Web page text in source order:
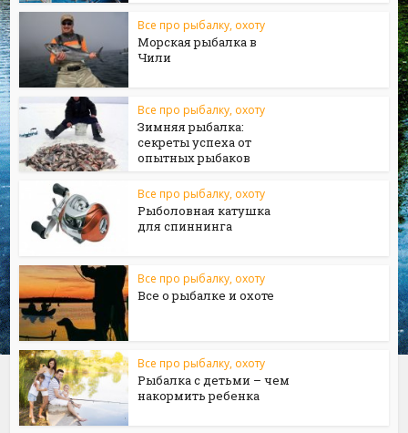
Все про рыбалку, охоту
Морская рыбалка в
Чили
Все про рыбалку, охоту
Зимняя рыбалка:
секреты успеха от
опытных рыбаков
Все про рыбалку, охоту
Рыболовная катушка
для спиннинга
Все про рыбалку, охоту
Все о рыбалке и охоте
Все про рыбалку, охоту
Рыбалка с детьми – чем
накормить ребенка